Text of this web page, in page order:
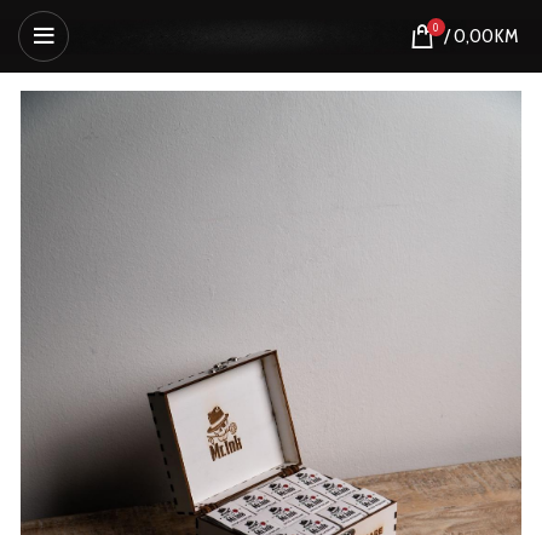
0 /0,00KM